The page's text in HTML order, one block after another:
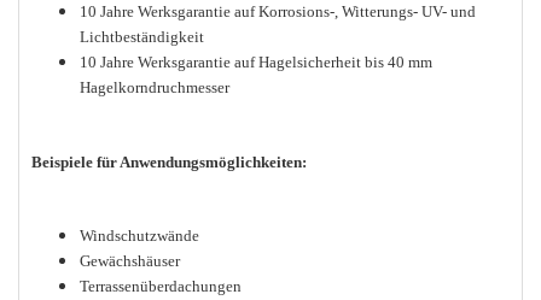
10 Jahre Werksgarantie auf Korrosions-, Witterungs- UV- und
Lichtbeständigkeit
10 Jahre Werksgarantie auf Hagelsicherheit bis 40 mm
Hagelkorndruchmesser
Beispiele für Anwendungsmöglichkeiten:
Windschutzwände
Gewächshäuser
Terrassenüberdachungen